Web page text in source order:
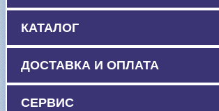
КАТАЛОГ
ДОСТАВКА И ОПЛАТА
СЕРВИС